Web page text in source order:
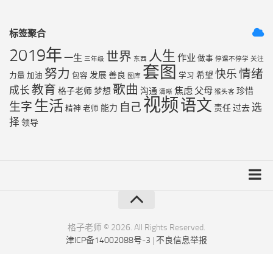
标签聚合
2019年 一生 三年级 世界 东西 人生 作业 做事 停课不停学 关注
力量 加油 努力 包容 发展善良 图库 套图 学习 希望 快乐情绪
成长 教育 格子老师梦想 歌曲 沟通 清晰 焦虑 父母 猴头客 珍惜
生字 生活 精神 老师 能力 自己 视频语文 责任过去 选
择 领导
格子老师 © 2026. All Rights Reserved.
津ICP备14002088号-3 | 不良信息举报